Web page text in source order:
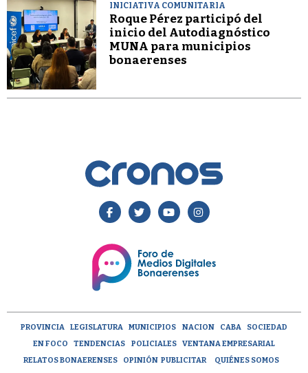
INICIATIVA COMUNITARIA
Roque Pérez participó del
inicio del Autodiagnóstico
MUNA para municipios
bonaerenses
PROVINCIA LEGISLATURA MUNICIPIOS NACION CABA
SOCIEDAD
EN FOCO
TENDENCIAS POLICIALES
VENTANA EMPRESARIAL
RELATOS BONAERENSES
OPINIÓN PUBLICITAR
QUIÉNES SOMOS